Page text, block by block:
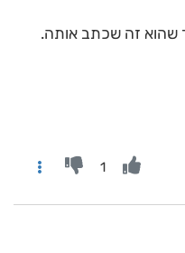
שהוא זה שכתב אותה.
1